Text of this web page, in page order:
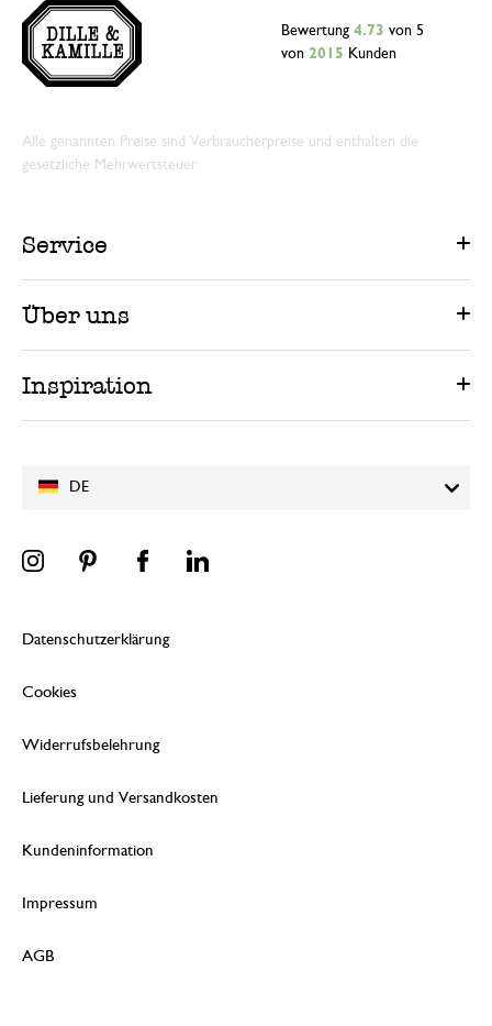
DE
Bewertung 4.73 von 5
von 2015 Kunden
Alle genannten Preise sind Verbraucherpreise und enthalten die
gesetzliche Mehrwertsteuer.
Service
Über uns
Inspiration
Datenschutzerklärung
Cookies
Widerrufsbelehrung
Lieferung und Versandkosten
Kundeninformation
Impressum
AGB